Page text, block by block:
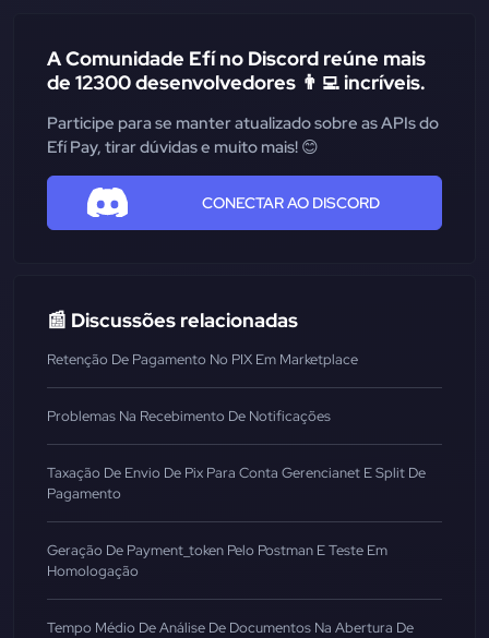
A Comunidade Efí no Discord reúne mais
de 12300 desenvolvedores 👨‍💻 incríveis.
Participe para se manter atualizado sobre as APIs do
Efí Pay, tirar dúvidas e muito mais! 😊
CONECTAR AO DISCORD
📰 Discussões relacionadas
Retenção De Pagamento No PIX Em Marketplace
Problemas Na Recebimento De Notificações
Taxação De Envio De Pix Para Conta Gerencianet E Split De
Pagamento
Geração De Payment_token Pelo Postman E Teste Em
Homologação
Tempo Médio De Análise De Documentos Na Abertura De